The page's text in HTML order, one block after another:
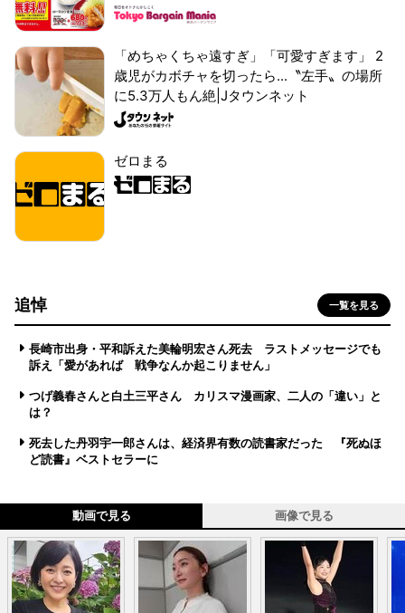
「めちゃくちゃ遠すぎ」「可愛すぎます」 2
歳児がカボチャを切ったら...〝左手〟の場所
に5.3万人もん絶|Jタウンネット
ゼロまる
追悼 一覧を見る
長崎市出身・平和訴えた美輪明宏さん死去 ラストメッセージでも
訴え「愛があれば 戦争なんか起こりません」
つげ義春さんと白土三平さん カリスマ漫画家、二人の「違い」と
は？
死去した丹羽宇一郎さんは、経済界有数の読書家だった 『死ぬほ
ど読書』ベストセラーに
動画で見る 画像で見る